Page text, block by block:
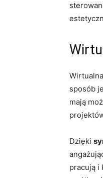
sposób
mają
Dzięki
pracują i